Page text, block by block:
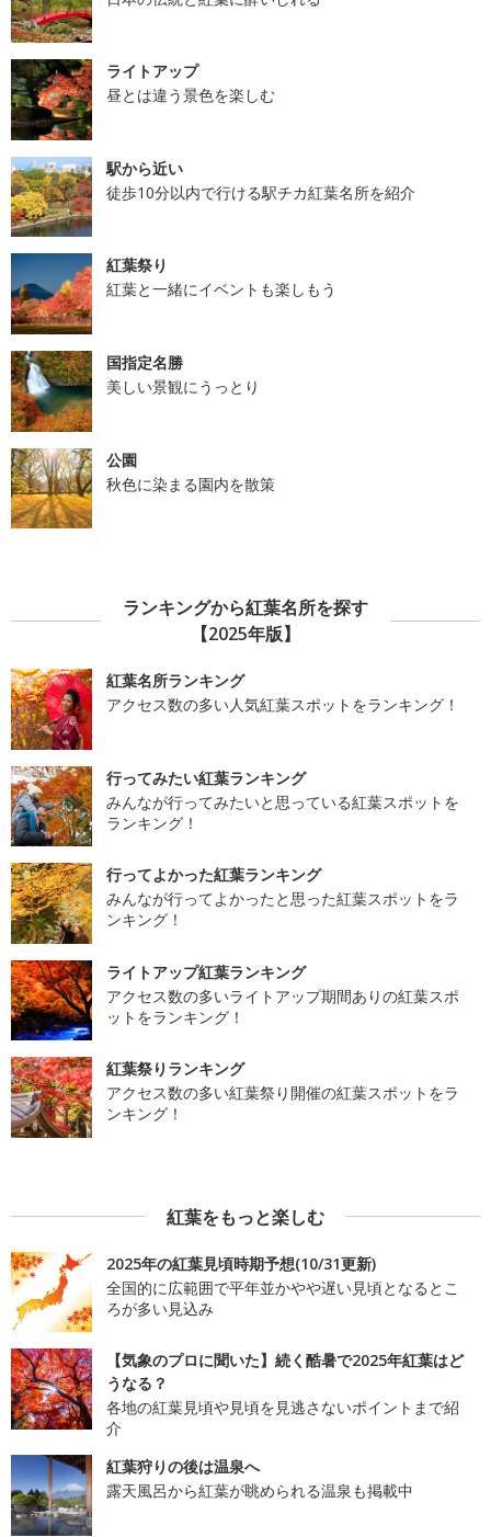
ライトアップ
昼とは違う景色を楽しむ
駅から近い
徒歩10分以内で行ける駅チカ紅葉名所を紹介
紅葉祭り
紅葉と一緒にイベントも楽しもう
国指定名勝
美しい景観にうっとり
公園
秋色に染まる園内を散策
ランキングから紅葉名所を探す
【2025年版】
紅葉名所ランキング
アクセス数の多い人気紅葉スポットをランキング！
行ってみたい紅葉ランキング
みんなが行ってみたいと思っている紅葉スポットを
ランキング！
行ってよかった紅葉ランキング
みんなが行ってよかったと思った紅葉スポットをラ
ンキング！
ライトアップ紅葉ランキング
アクセス数の多いライトアップ期間ありの紅葉スポ
ットをランキング！
紅葉祭りランキング
アクセス数の多い紅葉祭り開催の紅葉スポットをラ
ンキング！
紅葉をもっと楽しむ
2025年の紅葉見頃時期予想(10/31更新)
全国的に広範囲で平年並かやや遅い見頃となるとこ
ろが多い見込み
【気象のプロに聞いた】続く酷暑で2025年紅葉はど
うなる？
各地の紅葉見頃や見頃を見逃さないポイントまで紹
介
紅葉狩りの後は温泉へ
露天風呂から紅葉が眺められる温泉も掲載中